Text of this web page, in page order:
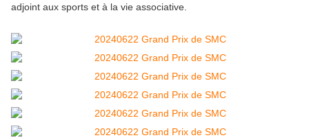
adjoint aux sports et à la vie associative.